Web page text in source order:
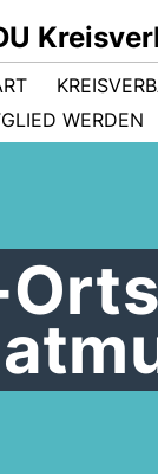
WERDEN